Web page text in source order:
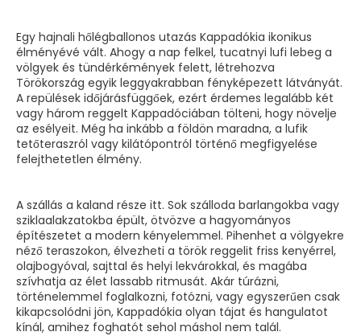
Egy hajnali hőlégballonos utazás Kappadókia ikonikus
élményévé vált. Ahogy a nap felkel, tucatnyi lufi lebeg a
völgyek és tündérkémények felett, létrehozva
Törökország egyik leggyakrabban fényképezett látványát.
A repülések időjárásfüggőek, ezért érdemes legalább két
vagy három reggelt Kappadóciában tölteni, hogy növelje
az esélyeit. Még ha inkább a földön maradna, a lufik
tetőteraszról vagy kilátópontról történő megfigyelése
felejthetetlen élmény.
A szállás a kaland része itt. Sok szálloda barlangokba vagy
sziklaalakzatokba épült, ötvözve a hagyományos
építészetet a modern kényelemmel. Pihenhet a völgyekre
néző teraszokon, élvezheti a török reggelit friss kenyérrel,
olajbogyóval, sajttal és helyi lekvárokkal, és magába
szívhatja az élet lassabb ritmusát. Akár túrázni,
történelemmel foglalkozni, fotózni, vagy egyszerűen csak
kikapcsolódni jön, Kappadókia olyan tájat és hangulatot
kínál, amihez foghatót sehol máshol nem talál.